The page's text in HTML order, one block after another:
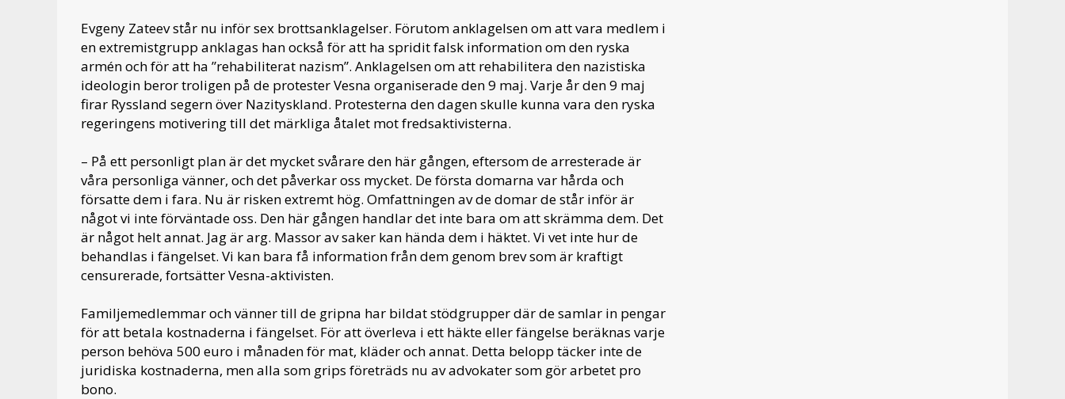
Evgeny Zateev står nu inför sex brottsanklagelser. Förutom anklagelsen om att vara medlem i
en extremistgrupp anklagas han också för att ha spridit falsk information om den ryska
armén och för att ha ”rehabiliterat nazism”. Anklagelsen om att rehabilitera den nazistiska
ideologin beror troligen på de protester Vesna organiserade den 9 maj. Varje år den 9 maj
firar Ryssland segern över Nazityskland. Protesterna den dagen skulle kunna vara den ryska
regeringens motivering till det märkliga åtalet mot fredsaktivisterna.
– På ett personligt plan är det mycket svårare den här gången, eftersom de arresterade är
våra personliga vänner, och det påverkar oss mycket. De första domarna var hårda och
försatte dem i fara. Nu är risken extremt hög. Omfattningen av de domar de står inför är
något vi inte förväntade oss. Den här gången handlar det inte bara om att skrämma dem. Det
är något helt annat. Jag är arg. Massor av saker kan hända dem i häktet. Vi vet inte hur de
behandlas i fängelset. Vi kan bara få information från dem genom brev som är kraftigt
censurerade, fortsätter Vesna-aktivisten.
Familjemedlemmar och vänner till de gripna har bildat stödgrupper där de samlar in pengar
för att betala kostnaderna i fängelset. För att överleva i ett häkte eller fängelse beräknas varje
person behöva 500 euro i månaden för mat, kläder och annat. Detta belopp täcker inte de
juridiska kostnaderna, men alla som grips företräds nu av advokater som gör arbetet pro
bono.